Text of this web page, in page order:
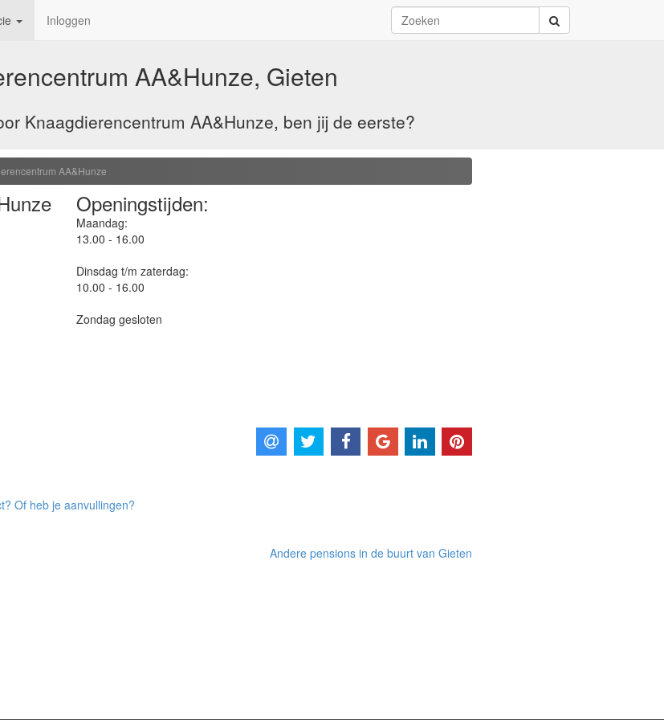
Inloggen
AA&Hunze, Gieten
Knaagdierencentrum AA&Hunze, ben jij de eerste?
AA&Hunze
Openingstijden:
Maandag:
13.00 - 16.00
Dinsdag t/m zaterdag:
10.00 - 16.00
Zondag gesloten
Of heb je aanvullingen?
Andere pensions in de buurt van Gieten